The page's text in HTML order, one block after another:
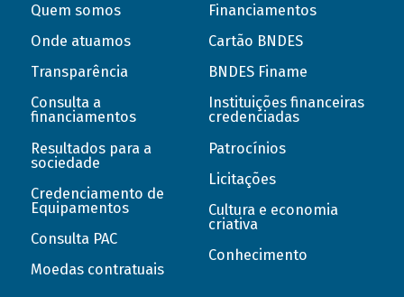
Quem somos
Onde atuamos
Transparência
Consulta a
financiamentos
Resultados para a
sociedade
Credenciamento de
Equipamentos
Consulta PAC
Moedas contratuais
Financiamentos
Cartão BNDES
BNDES Finame
Instituições financeiras
credenciadas
Patrocínios
Licitações
Cultura e economia
criativa
Conhecimento